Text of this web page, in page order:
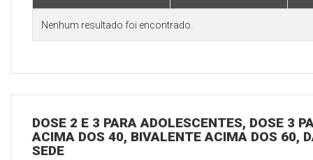
Nenhum resultado foi encontrado.
DOSE 2 E 3 PARA ADOLESCENTES, DOSE 3
ACIMA DOS 40, BIVALENTE ACIMA DOS 60,
SEDE